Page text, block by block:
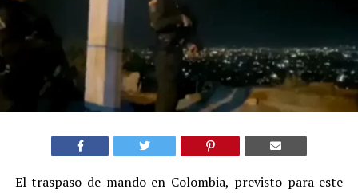
El traspaso de mando en Colombia, previsto para este